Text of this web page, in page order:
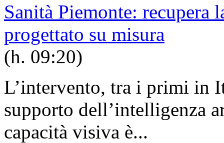
Sanità Piemonte: recupera
progettato su misura
(h. 09:20)
L’intervento, tra i primi in
supporto dell’intelligenza
capacità visiva è...